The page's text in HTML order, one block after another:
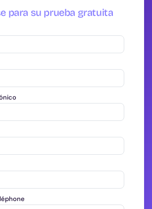
para su prueba gratuita